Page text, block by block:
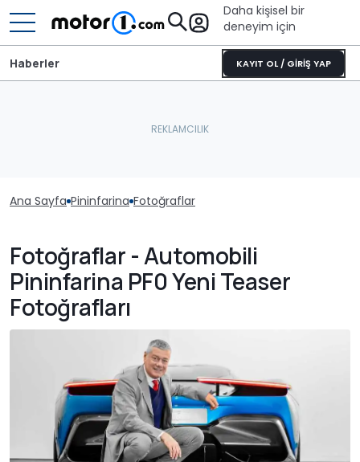
Daha kişisel bir
deneyim için
KAYIT OL / GİRİŞ YAP
Haberler
Ana Sayfa Pininfarina Fotoğraflar
Fotoğraflar - Automobili
Pininfarina PF0 Yeni Teaser
Fotoğrafları